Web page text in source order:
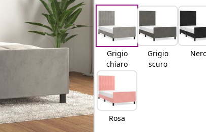
Grigio
chiaro
Grigio
scuro
Rosa